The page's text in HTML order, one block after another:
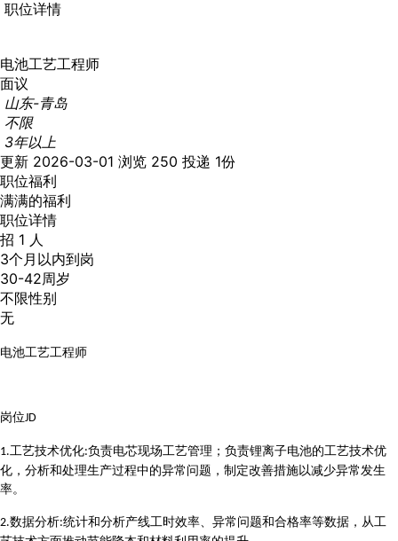
职位详情
电池工艺工程师
面议
山东-青岛
不限
3年以上
更新 2026-03-01 浏览 250 投递 1份
职位福利
满满的福利
职位详情
招 1 人
3个月以内到岗
30-42周岁
不限性别
无
电池工艺工程师
岗位JD
1.工艺技术优化:负责电芯现场工艺管理 ； 负责锂离子电池的工艺技术优
化，分析和处理生产过程中的异常问题，制定改善措施以减少异常发生
率。
2.数据分析:统计和分析产线工时效率、异常问题和合格率等数据，从工